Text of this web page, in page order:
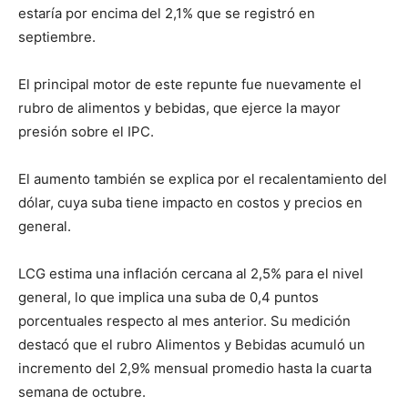
estaría por encima del 2,1% que se registró en
septiembre.
El principal motor de este repunte fue nuevamente el
rubro de alimentos y bebidas, que ejerce la mayor
presión sobre el IPC.
El aumento también se explica por el recalentamiento del
dólar, cuya suba tiene impacto en costos y precios en
general.
LCG estima una inflación cercana al 2,5% para el nivel
general, lo que implica una suba de 0,4 puntos
porcentuales respecto al mes anterior. Su medición
destacó que el rubro Alimentos y Bebidas acumuló un
incremento del 2,9% mensual promedio hasta la cuarta
semana de octubre.